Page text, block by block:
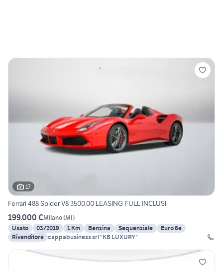
17
Ferrari 488 Spider V8 3500,00 LEASING FULL INCLUSI
199.000 €Milano(MI)
Usato
03/2019 1 Km Benzina Sequenziale
Euro 6e
Rivenditore
cappabusiness srl "KB LUXURY"